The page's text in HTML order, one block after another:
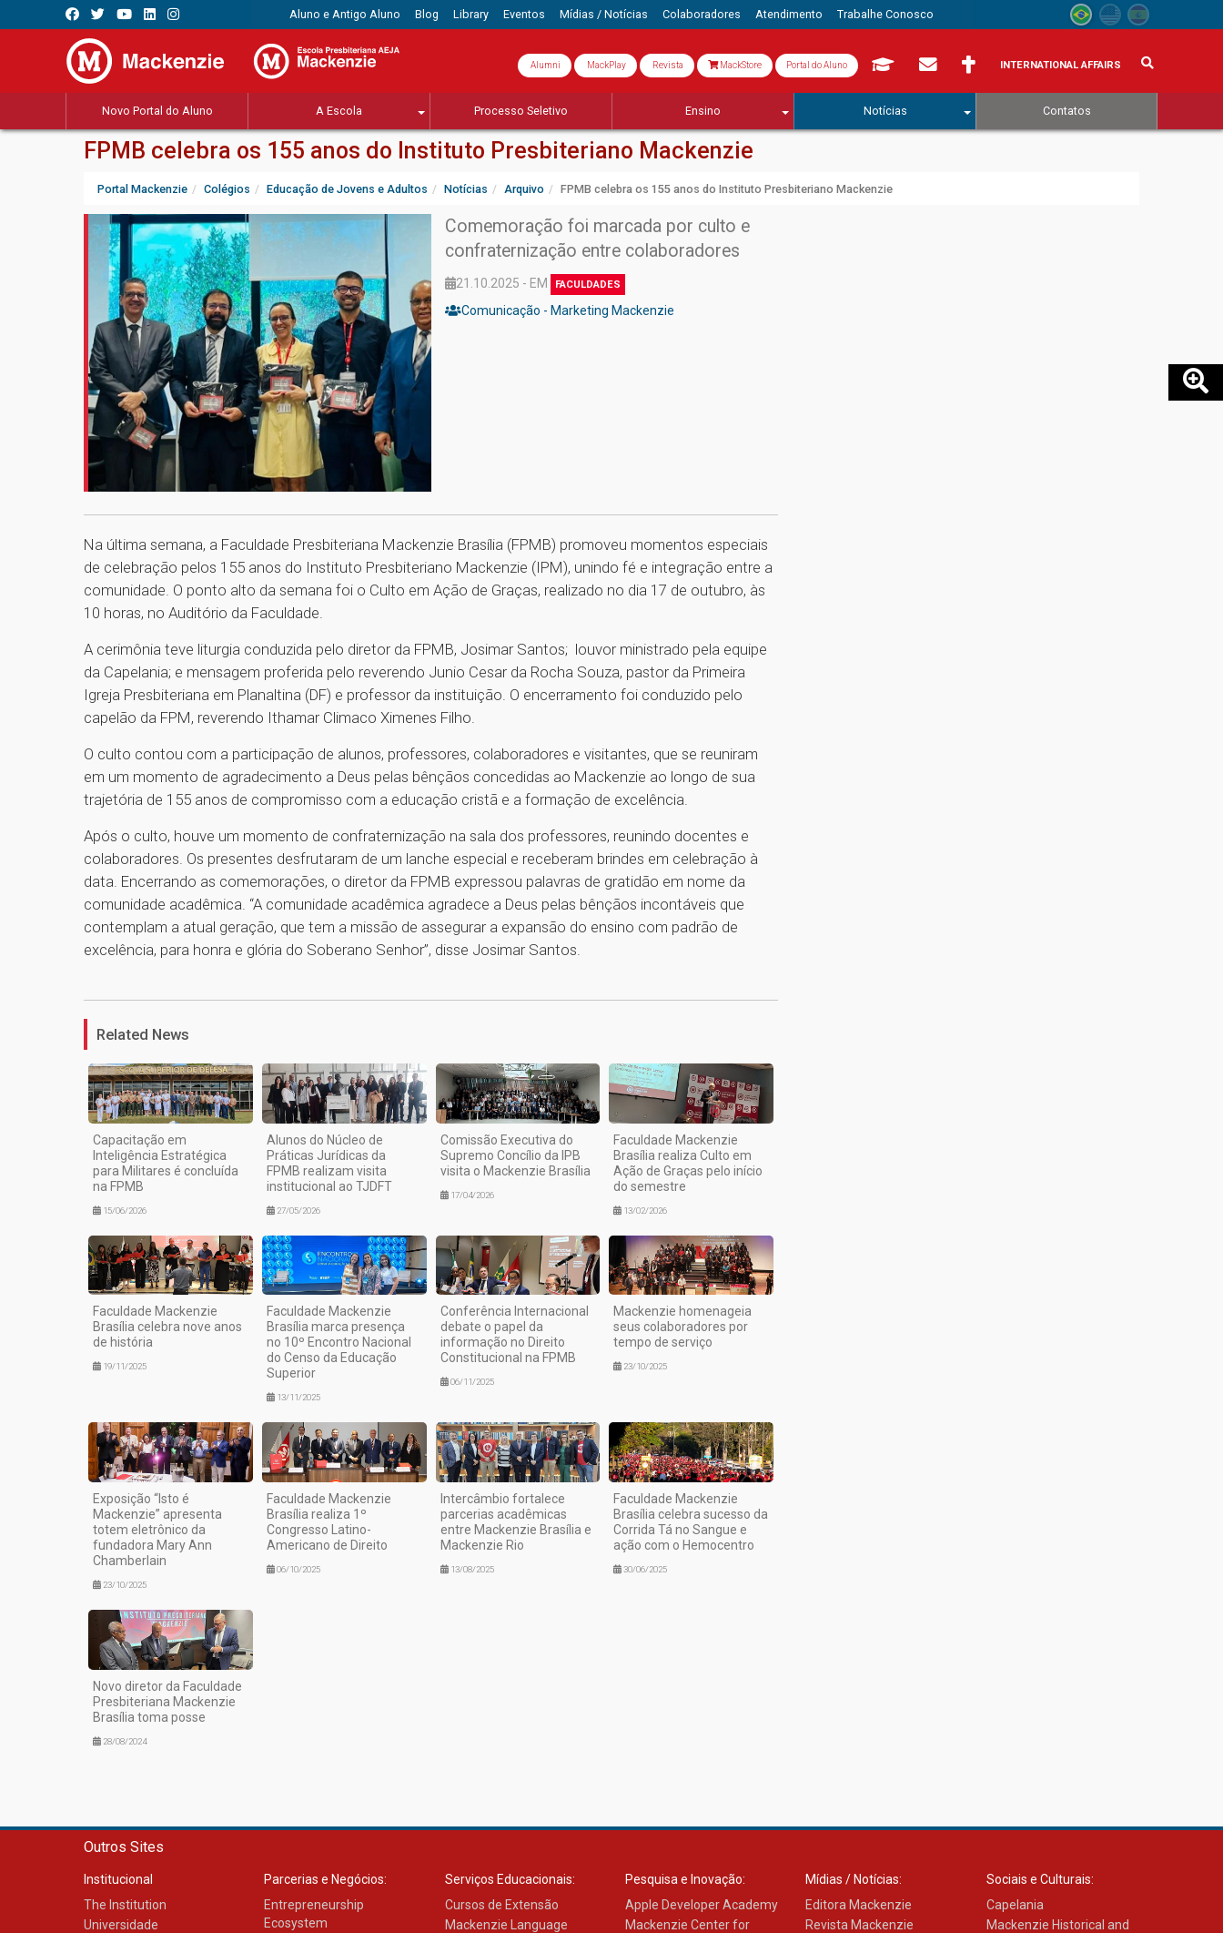
Aluno e Antigo Aluno Blog Library Eventos Mídias / Notícias Colaboradores Atendimento Trabalhe Conosco
Alumni MackPlay Revista MackStore Portal do Aluno INTERNATIONAL AFFAIRS
Novo Portal do Aluno A Escola Processo Seletivo Ensino Notícias Contatos
FPMB celebra os 155 anos do Instituto Presbiteriano Mackenzie
Portal Mackenzie Colégios Educação de Jovens e Adultos Notícias Arquivo FPMB celebra os 155 anos do Instituto Presbiteriano Mackenzie
Comemoração foi marcada por culto e
confraternização entre colaboradores
21.10.2025 - EM FACULDADES
Comunicação - Marketing Mackenzie
Na última semana, a Faculdade Presbiteriana Mackenzie Brasília (FPMB) promoveu momentos especiais
de celebração pelos 155 anos do Instituto Presbiteriano Mackenzie (IPM), unindo fé e integração entre a
comunidade. O ponto alto da semana foi o Culto em Ação de Graças, realizado no dia 17 de outubro, às
10 horas, no Auditório da Faculdade.
A cerimônia teve liturgia conduzida pelo diretor da FPMB, Josimar Santos; louvor ministrado pela equipe
da Capelania; e mensagem proferida pelo reverendo Junio Cesar da Rocha Souza, pastor da Primeira
Igreja Presbiteriana em Planaltina (DF) e professor da instituição. O encerramento foi conduzido pelo
capelão da FPM, reverendo Ithamar Climaco Ximenes Filho.
O culto contou com a participação de alunos, professores, colaboradores e visitantes, que se reuniram
em um momento de agradecimento a Deus pelas bênçãos concedidas ao Mackenzie ao longo de sua
trajetória de 155 anos de compromisso com a educação cristã e a formação de excelência.
Após o culto, houve um momento de confraternização na sala dos professores, reunindo docentes e
colaboradores. Os presentes desfrutaram de um lanche especial e receberam brindes em celebração à
data. Encerrando as comemorações, o diretor da FPMB expressou palavras de gratidão em nome da
comunidade acadêmica. “A comunidade acadêmica agradece a Deus pelas bênçãos incontáveis que
contemplam a atual geração, que tem a missão de assegurar a expansão do ensino com padrão de
excelência, para honra e glória do Soberano Senhor”, disse Josimar Santos.
1
Related News
Capacitação em
Inteligência Estratégica
para Militares é concluída
na FPMB
15/06/2026
Alunos do Núcleo de
Práticas Jurídicas da
FPMB realizam visita
institucional ao TJDFT
27/05/2026
Comissão Executiva do
Supremo Concílio da IPB
visita o Mackenzie Brasília
17/04/2026
Faculdade Mackenzie
Brasília realiza Culto em
Ação de Graças pelo início
do semestre
13/02/2026
Faculdade Mackenzie
Brasília celebra nove anos
de história
19/11/2025
Faculdade Mackenzie
Brasília marca presença
no 10º Encontro Nacional
do Censo da Educação
Superior
13/11/2025
Conferência Internacional
debate o papel da
informação no Direito
Constitucional na FPMB
06/11/2025
Mackenzie homenageia
seus colaboradores por
tempo de serviço
23/10/2025
Exposição “Isto é
Mackenzie” apresenta
totem eletrônico da
fundadora Mary Ann
Chamberlain
23/10/2025
Faculdade Mackenzie
Brasília realiza 1º
Congresso Latino-
Americano de Direito
06/10/2025
Intercâmbio fortalece
parcerias acadêmicas
entre Mackenzie Brasília e
Mackenzie Rio
13/08/2025
Faculdade Mackenzie
Brasília celebra sucesso da
Corrida Tá no Sangue e
ação com o Hemocentro
30/06/2025
Novo diretor da Faculdade
Presbiteriana Mackenzie
Brasília toma posse
28/08/2024
Outros Sites
Institucional
The Institution
Universidade
Parcerias e Negócios:
Entrepreneurship
Ecosystem
Serviços Educacionais:
Cursos de Extensão
Mackenzie Language
Pesquisa e Inovação:
Apple Developer Academy
Mackenzie Center for
Mídias / Notícias:
Editora Mackenzie
Revista Mackenzie
Sociais e Culturais:
Capelania
Mackenzie Historical and